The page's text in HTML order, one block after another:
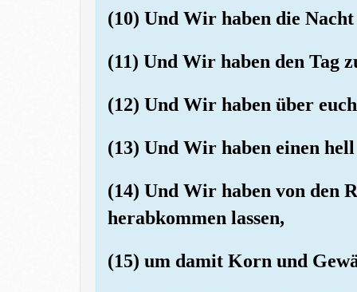
(10) Und Wir haben die
(11) Und Wir haben den Tag
(12) Und Wir haben über
(13) Und Wir haben einen
(14) Und Wir haben von den
herabkommen lassen,
(15) um damit Korn und